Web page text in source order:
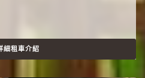
細租車介紹